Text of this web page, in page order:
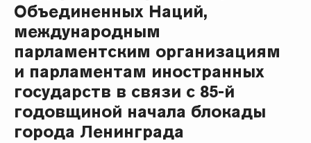
Объединенных Наций,
международным
парламентским организациям
и парламентам иностранных
государств в связи с 85-й
годовщиной начала блокады
города Ленинграда